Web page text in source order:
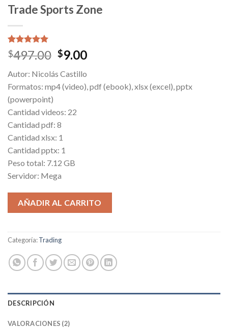
Trade Sports Zone
Valorado
5.00sobre
en
2
puntuaciones
de clientes
$497.00 Original
was:
$497.00.
$9.00Current
$9.00.
Autor: Nicolás Castillo
Formatos: mp4 (video), pdf (ebook), xlsx (excel), pptx
(powerpoint)
Cantidad videos: 22
Cantidad pdf: 8
Cantidad xlsx: 1
Cantidad pptx: 1
Peso total: 7.12 GB
Servidor: Mega
AÑADIR AL CARRITO
Categoría:Trading
DESCRIPCIÓN
VALORACIONES (2)